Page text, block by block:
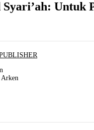
Untuk